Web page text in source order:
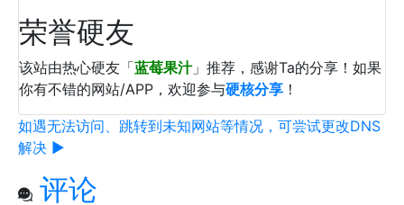
荣誉硬友
该站由热心硬友「蓝莓果汁」推荐，感谢Ta的分享！如果
你有不错的网站/APP，欢迎参与硬核分享 ！
如遇无法访问、跳转到未知网站等情况，可尝试更改DNS
解决 ▶
评论